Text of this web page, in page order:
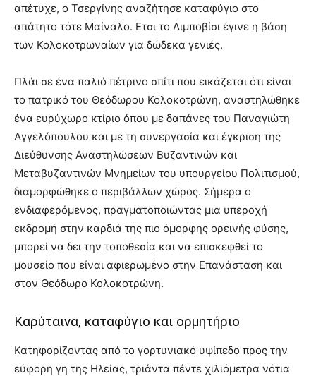
απέτυχε, ο Τσεργίνης αναζήτησε καταφύγιο στο
απάτητο τότε Μαίναλο. Ετσι το Λιμποβίσι έγινε η βάση
των Κολοκοτρωναίων για δώδεκα γενιές.
Πλάι σε ένα παλιό πέτρινο σπίτι που εικάζεται ότι είναι
το πατρικό του Θεόδωρου Κολοκοτρώνη, αναστηλώθηκε
ένα ευρύχωρο κτίριο όπου με δαπάνες του Παναγιώτη
Αγγελόπουλου και με τη συνεργασία και έγκριση της
Διεύθυνσης Αναστηλώσεων Βυζαντινών και
Μεταβυζαντινών Μνημείων του υπουργείου Πολιτισμού,
διαμορφώθηκε ο περιβάλλων χώρος. Σήμερα ο
ενδιαφερόμενος, πραγματοποιώντας μια υπεροχή
εκδρομή στην καρδιά της πιο όμορφης ορεινής φύσης,
μπορεί να δει την τοποθεσία και να επισκεφθεί το
μουσείο που είναι αφιερωμένο στην Επανάσταση και
στον Θεόδωρο Κολοκοτρώνη.
Καρύταινα, καταφύγιο και ορμητήριο
Κατηφορίζοντας από το γορτυνιακό υψίπεδο προς την
εύφορη γη της Ηλείας, τριάντα πέντε χιλιόμετρα νότια